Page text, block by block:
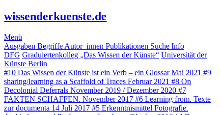
wissenderkuenste.de
Menü
Ausgaben Begriffe Autor_innen Publikationen Suche Info
DFG Graduiertenkolleg „Das Wissen der Künste“ Universität der
Künste Berlin
#10 Das Wissen der Künste ist ein Verb – ein GlossarMai 2021 #9
sharing/learning as a Scaffold of Traces Februar 2021 #8 On
Decolonial Deferrals November 2019 / Dezember 2020 #7
FAKTEN SCHAFFEN. November 2017 #6 Learning from. Texte
zur documenta 14 Juli 2017 #5 Erkenntnismittel Fotografie.